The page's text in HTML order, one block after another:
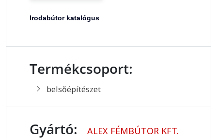
Irodabútor katalógus
Termékcsoport:
belsőépítészet
Gyártó: ALEX FÉMBÚTOR KFT.